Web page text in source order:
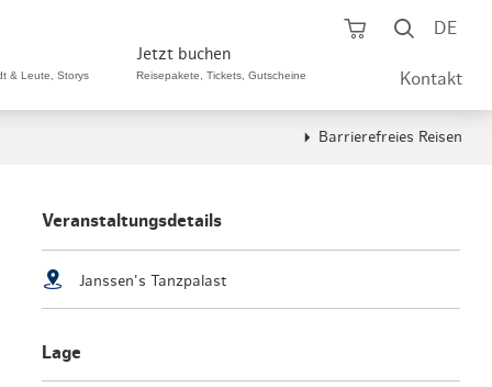
& Bistros A-Z
Originale
Restaurants
& Leute, Storys
Jetzt buchen
Reisepakete, Tickets, Gutscheine
Reisepakete
Hamburg CARD
Hotels
Warenkorb
Suche
DE
Kontakt
Barrierefreies Reisen
Veranstaltungsdetails
Janssen's Tanzpalast
Lage